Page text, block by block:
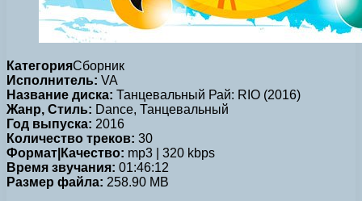
КатегорияСборник
Исполнитель: VA
Название диска: Танцевальный Рай: RIO (2016)
Жанр, Стиль: Dance, Танцевальный
Год выпуска: 2016
Количество треков: 30
Формат|Качество: mp3 | 320 kbps
Время звучания: 01:46:12
Размер файла: 258.90 MB